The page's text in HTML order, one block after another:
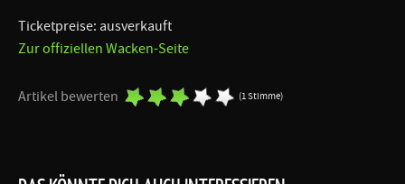
Ticketpreise: ausverkauft
Zur offiziellen Wacken-Seite
Artikel bewerten (1 Stimme)